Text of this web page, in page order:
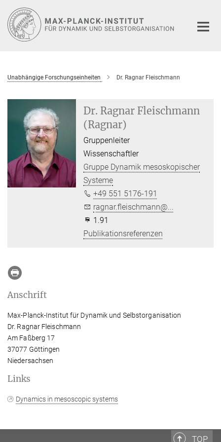
Hauptinhalt
Unabhängige Forschungseinheiten Dr. Ragnar Fleischmann
Dr. Ragnar Fleischmann
(Ragnar)
Gruppenleiter
Wissenschaftler
Gruppe Dynamik mesoskopischer
Systeme
+49 551 5176-191
ragnar.fleischmann@...
1.91
Publikationsreferenzen
Anschrift
Max-Planck-Institut für Dynamik und Selbstorganisation
Dr. Ragnar Fleischmann
Am Faßberg 17
37077 Göttingen
Niedersachsen
Links
Dynamics in mesoscopic systems
TOP